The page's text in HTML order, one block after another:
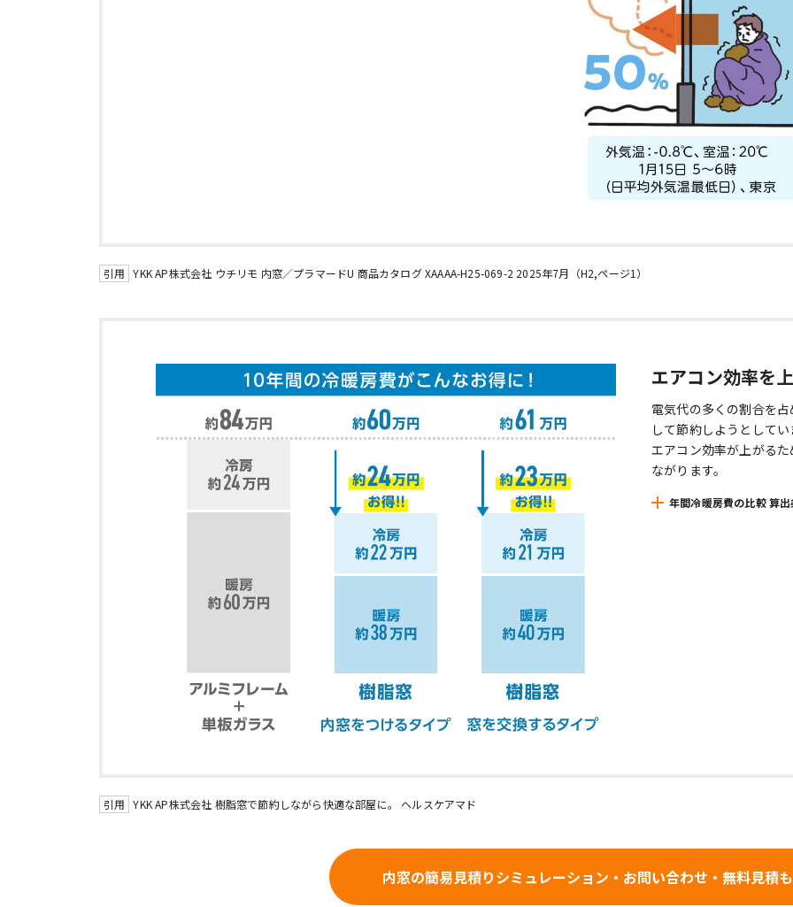
YKK AP株式会社 ウチリモ 内窓／プラマードU 商品カタログ XAAAA-H25-069-2 2025年7月（H2,ページ1）
エアコン効率を
電気代の多くの割合を
して節約しようとして
エアコン効率が上がる
ながります。
年間冷暖房費の比較 算
YKK AP株式会社 樹脂窓で節約しながら快適な部屋に。 ヘルスケアマド
内窓の簡易見積りシミュレーション・ お問い合わせ・無料見積